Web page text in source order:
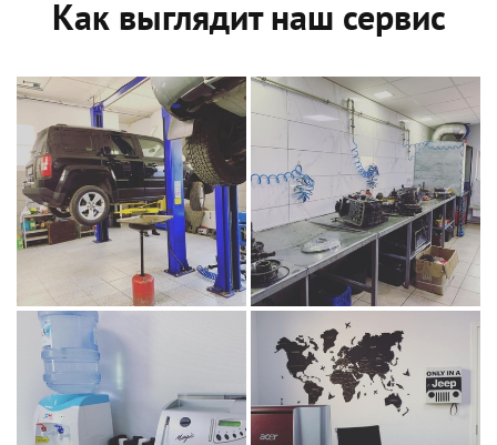
Как выглядит наш сервис